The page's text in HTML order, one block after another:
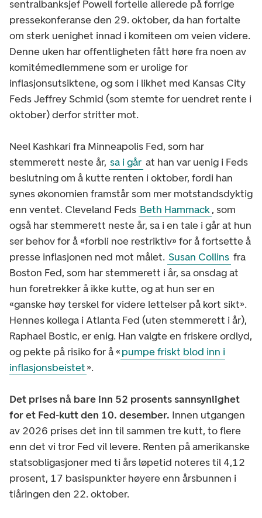
sentralbanksjef Powell fortelle allerede på forrige
pressekonferanse den 29. oktober, da han fortalte
om sterk uenighet innad i komiteen om veien videre.
Denne uken har offentligheten fått høre fra noen av
komitémedlemmene som er urolige for
inflasjonsutsiktene, og som i likhet med Kansas City
Feds Jeffrey Schmid (som stemte for uendret rente i
oktober) derfor stritter mot.
Neel Kashkari fra Minneapolis Fed, som har
stemmerett neste år, sa i går at han var uenig i Feds
beslutning om å kutte renten i oktober, fordi han
synes økonomien framstår som mer motstandsdyktig
enn ventet. Cleveland Feds Beth Hammack, som
også har stemmerett neste år, sa i en tale i går at hun
ser behov for å «forbli noe restriktiv» for å fortsette å
presse inflasjonen ned mot målet. Susan Collins fra
Boston Fed, som har stemmerett i år, sa onsdag at
hun foretrekker å ikke kutte, og at hun ser en
«ganske høy terskel for videre lettelser på kort sikt».
Hennes kollega i Atlanta Fed (uten stemmerett i år),
Raphael Bostic, er enig. Han valgte en friskere ordlyd,
og pekte på risiko for å «pumpe friskt blod inn i
inflasjonsbeistet».
Det prises nå bare inn 52 prosents sannsynlighet
for et Fed-kutt den 10. desember. Innen utgangen
av 2026 prises det inn til sammen tre kutt, to flere
enn det vi tror Fed vil levere. Renten på amerikanske
statsobligasjoner med ti års løpetid noteres til 4,12
prosent, 17 basispunkter høyere enn årsbunnen i
tiåringen den 22. oktober.